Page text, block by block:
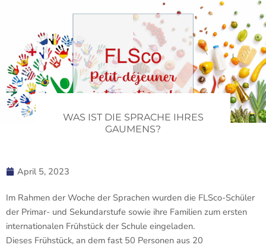
WAS IST DIE SPRACHE IHRES
GAUMENS?
April 5, 2023
Im Rahmen der Woche der Sprachen wurden die FLSco-Schüler
der Primar- und Sekundarstufe sowie ihre Familien zum ersten
internationalen Frühstück der Schule eingeladen.
Dieses Frühstück, an dem fast 50 Personen aus 20